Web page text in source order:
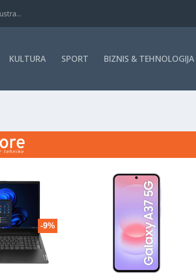
KULTURA SPORT BIZNIS & TEHNOLOGIJA